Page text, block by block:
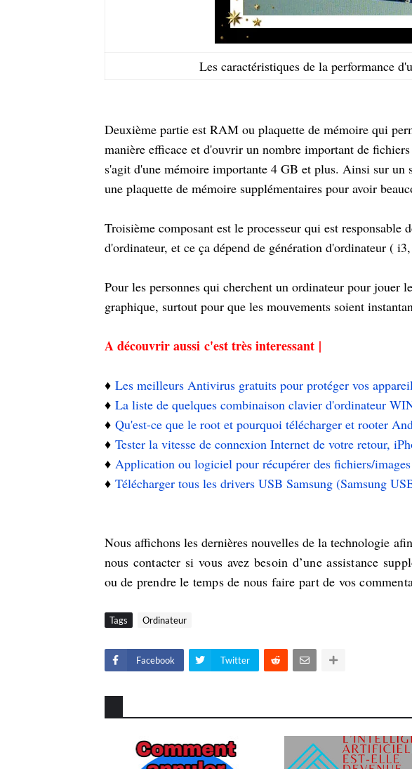
Les caractéristiques de la performance
Deuxième partie est RAM ou plaquette de mémoire qui
manière efficace et d'ouvrir un nombre important de
s'agit d'une mémoire importante 4 GB et plus. Ainsi sur un
une plaquette de mémoire supplémentaires pour avoir
Troisième composant est le processeur qui est responsable
d'ordinateur, et ce ça dépend de génération d'ordinateur (
Pour les personnes qui cherchent un ordinateur pour jouer
graphique, surtout pour que les mouvements soient
A découvrir aussi c'est très interessant |
♦️ Les meilleurs Antivirus gratuits pour protéger vos
♦️ La liste de quelques combinaison clavier d'ordinateur
♦️ Qu'est-ce que le root et pourquoi télécharger et rooter
♦️ Tester la vitesse de connexion Internet de votre retour,
♦️ Application ou logiciel pour récupérer des fichiers/images
♦️ Télécharger tous les drivers USB Samsung (Samsung
Nous affichons les dernières nouvelles de la technologie
nous contacter si vous avez besoin d’une assistance
ou de prendre le temps de nous faire part de vos
Tags Ordinateur
Facebook Twitter